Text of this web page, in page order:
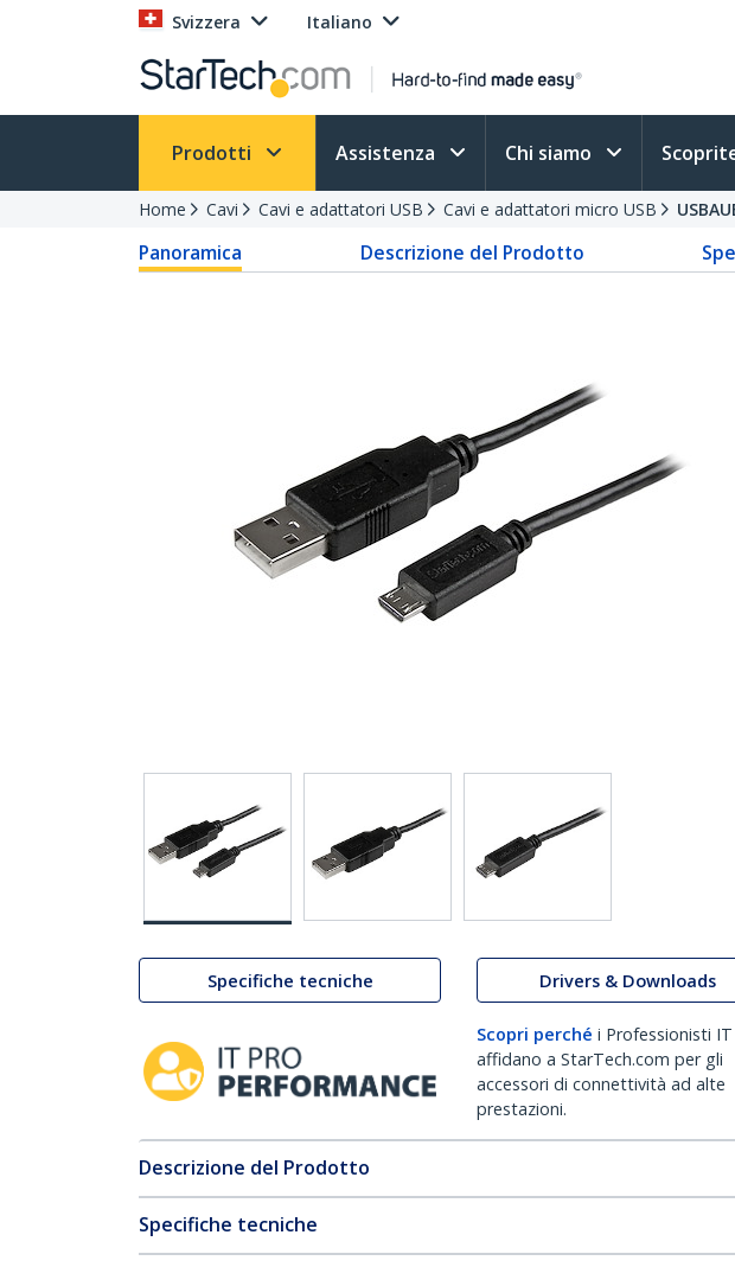
Svizzera Italiano
Prodotti Assistenza Chi siamo
Home Cavi Cavi e adattatori USB Cavi e adattatori micro USB
Panoramica Descrizione del Prodotto
Specifiche tecniche Drivers & Downloads
Scopri perché i Professionisti IT
affidano a StarTech.com per gli
accessori di connettività ad alte
prestazioni.
Descrizione del Prodotto
Specifiche tecniche